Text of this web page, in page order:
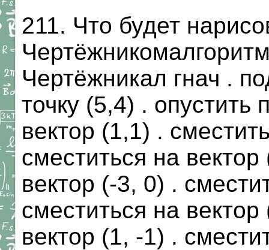
211. Что будет
Чертёжникал гнач .
точку (5,4) . опустить
вектор (1,1) .
сместиться на
вектор (-3, 0) .
сместиться на
вектор (1, -1) .